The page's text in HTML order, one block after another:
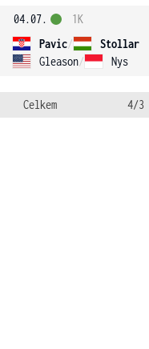
04.07.
Pavic/
Stollar
Gleason/ Nys
1K
Celkem 4/3